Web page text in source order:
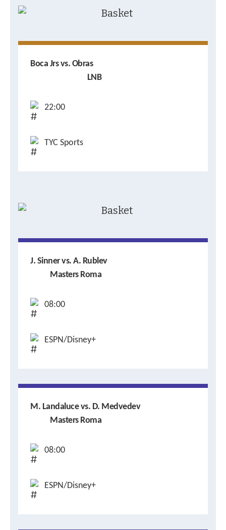
Boca Jrs vs. Obras
LNB
22:00
TYC Sports
J. Sinner vs. A. Rublev
Masters Roma
08:00
ESPN/Disney+
M. Landaluce vs. D. Medvedev
Masters Roma
08:00
ESPN/Disney+